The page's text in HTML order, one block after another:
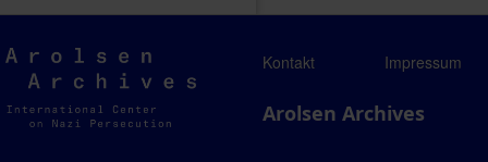
Arolsen
Archives
Kontakt Impressum
Arolsen Archives